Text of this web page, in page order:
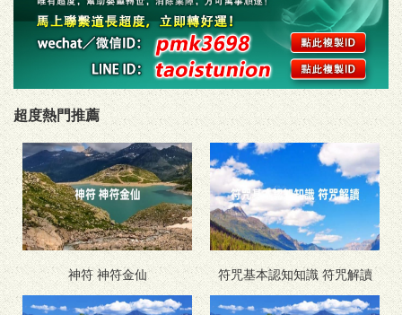
超度熱門推薦
神符 神符金仙 符咒基本認知知識 符咒解讀